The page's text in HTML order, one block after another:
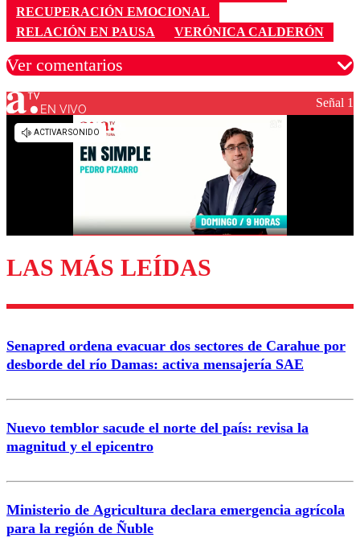
RECUPERACIÓN EMOCIONAL
RELACIÓN EN PAUSA
VERÓNICA CALDERÓN
Ver comentarios
Los comentarios son moderados para garantizar un
diálogo respetuoso.
Enviar comentario
EN VIVO Señal 1
LAS MÁS LEÍDAS
Senapred ordena evacuar dos sectores de Carahue por
desborde del río Damas: activa mensajería SAE
Nuevo temblor sacude el norte del país: revisa la
magnitud y el epicentro
Ministerio de Agricultura declara emergencia agrícola
para la región de Ñuble